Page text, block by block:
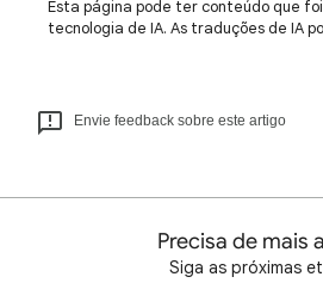
Esta página pode ter conteúdo que
tecnologia de IA. As traduções de IA
Envie feedback sobre este artigo
Precisa de mais
Siga as próximas